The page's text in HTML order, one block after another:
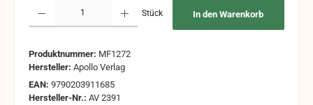
Stück In den Warenkorb
Produktnummer: MF1272
Hersteller: Apollo Verlag
EAN: 9790203911685
Hersteller-Nr.: AV 2391